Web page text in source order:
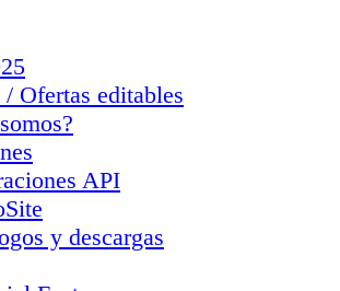
/ Ofertas editables
API
y descargas